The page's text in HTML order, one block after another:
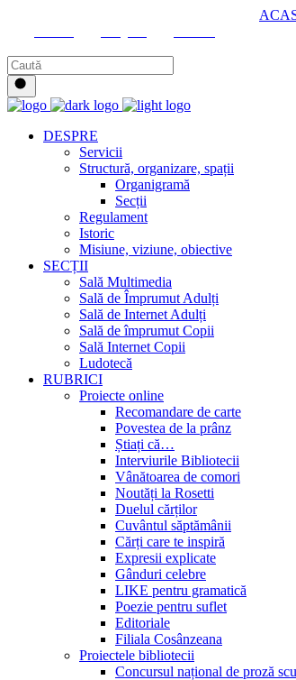
DESPRE
Servicii
Structură, organizare, spații
Organigramă
Secții
Regulament
Istoric
Misiune, viziune, obiective
SECȚII
Sală Multimedia
Sală de Împrumut Adulți
Sală de Internet Adulți
Sală de împrumut Copii
Sală Internet Copii
Ludotecă
RUBRICI
Proiecte online
Recomandare de carte
Povestea de la prânz
Știați că…
Interviurile Bibliotecii
Vânătoarea de comori
Noutăți la Rosetti
Duelul cărților
Cuvântul săptămânii
Cărți care te inspiră
Expresii explicate
Gânduri celebre
LIKE pentru gramatică
Poezie pentru suflet
Editoriale
Filiala Cosânzeana
Proiectele bibliotecii
Concursul național de proză